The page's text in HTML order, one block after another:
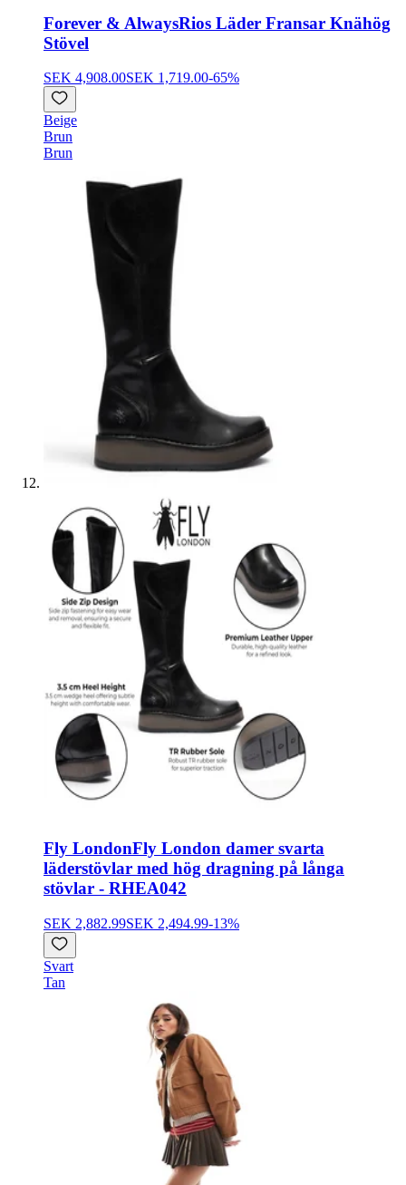
Forever & AlwaysRios Läder Fransar Knähög
Stövel
SEK 4,908.00SEK 1,719.00-65%
Beige
Brun
Brun
Fly LondonFly London damer svarta
läderstövlar med hög dragning på långa
stövlar - RHEA042
SEK 2,882.99SEK 2,494.99-13%
Svart
Tan